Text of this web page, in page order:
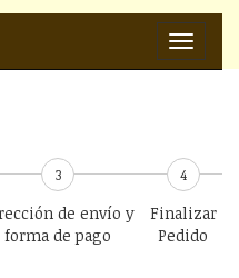
Nav
3
de envío y
forma de pago
4
Finalizar
Pedido